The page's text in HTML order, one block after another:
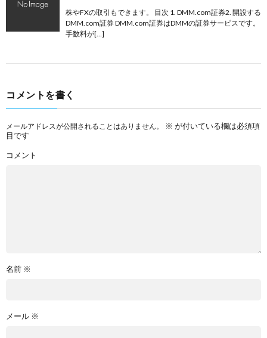
株やFXの取引もできます。 目次 1. DMM.com証券2. 開設する
DMM.com証券 DMM.com証券はDMMの証券サービスです。
手数料が[…]
コメントを書く
メールアドレスが公開されることはありません。 ※ が付いている欄は必須項
目です
コメント
名前 ※
メール ※